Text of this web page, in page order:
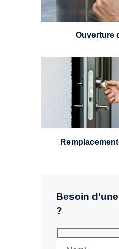
Besoin
?
24h/7.
Ouverture
Un serrurier sera
choisir et
standard, à 5
leviers, Mul-T-